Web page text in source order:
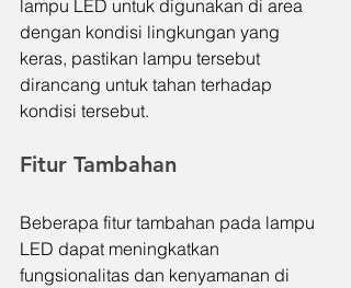
lampu LED untuk digunakan di area
dengan kondisi lingkungan yang
keras, pastikan lampu tersebut
dirancang untuk tahan terhadap
kondisi tersebut.
Fitur Tambahan
Beberapa fitur tambahan pada lampu
LED dapat meningkatkan
fungsionalitas dan kenyamanan di